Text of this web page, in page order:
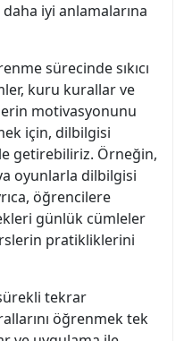
iyi anlamalarına
sürecinde sıkıcı
kuru kurallar ve
motivasyonunu
için, dilbilgisi
getirebiliriz. Örneğin,
oyunlarla dilbilgisi
öğrencilere
günlük cümleler
pratikliklerini
tekrar
öğrenmek tek